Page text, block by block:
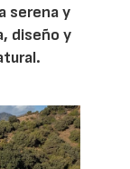
serena y
diseño y